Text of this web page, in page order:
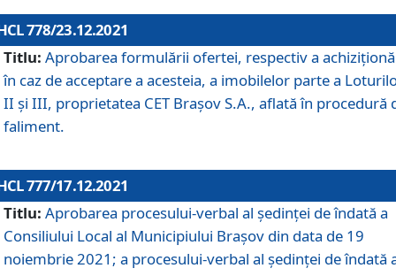
778/23.12.2021
Titlu: Aprobarea formulării ofertei, respectiv a
în caz de acceptare a acesteia, a imobilelor parte a
II și III, proprietatea CET Brașov S.A., aflată în procedură
faliment.
777/17.12.2021
Titlu: Aprobarea procesului-verbal al şedinţei de îndată a
Consiliului Local al Municipiului Braşov din data de 19
noiembrie 2021; a procesului-verbal al şedinţei de îndată